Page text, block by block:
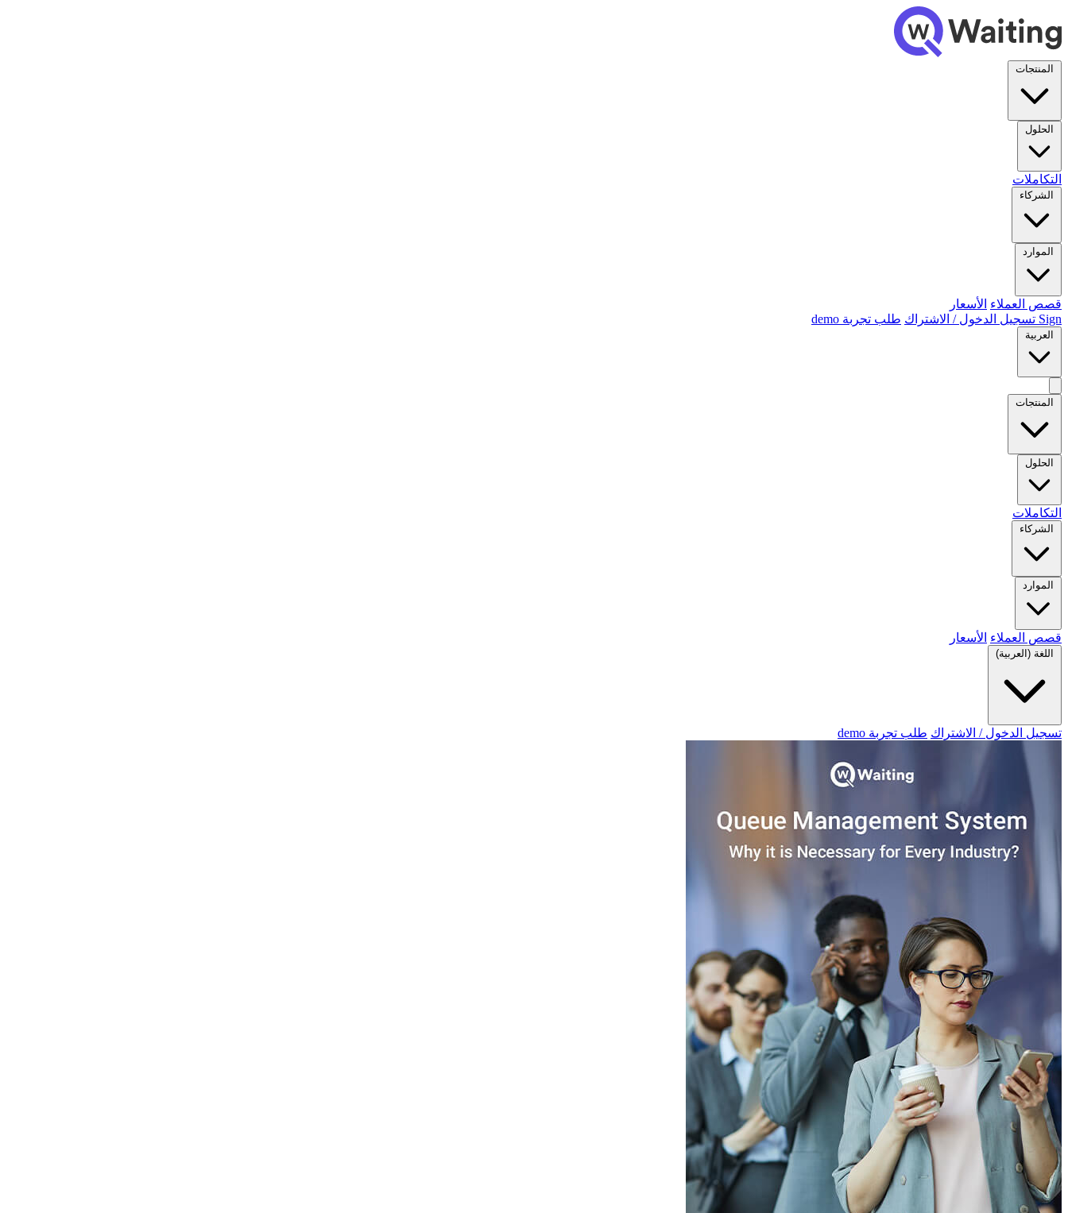
المنتجات
الحلول
التكاملات
الشركاء
الموارد
قصص العملاء الأسعار
Sign تسجيل الدخول / الاشتراك
طلب تجربة demo
العربية
المنتجات
الحلول
التكاملات
الشركاء
الموارد
قصص العملاء الأسعار
اللغة (العربية)
تسجيل الدخول / الاشتراك طلب تجربة demo